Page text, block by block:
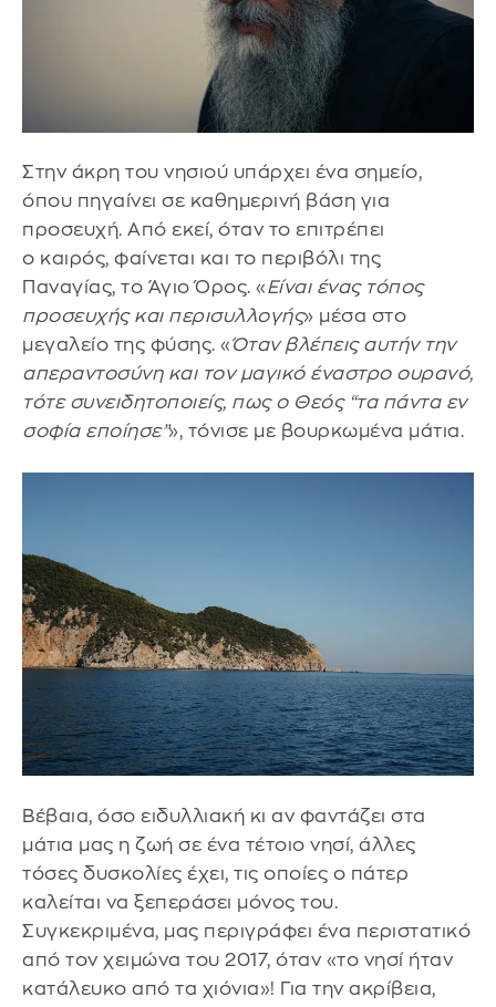
Στην άκρη του νησιού υπάρχει ένα σημείο,
όπου πηγαίνει σε καθημερινή βάση για
προσευχή. Από εκεί, όταν το επιτρέπει
ο καιρός, φαίνεται και το περιβόλι της
Παναγίας, το Άγιο Όρος. «Είναι ένας τόπος
προσευχής και περισυλλογής» μέσα στο
μεγαλείο της φύσης. «Όταν βλέπεις αυτήν την
απεραντοσύνη και τον μαγικό έναστρο ουρανό,
τότε συνειδητοποιείς, πως ο Θεός “τα πάντα εν
σοφία εποίησε”», τόνισε με βουρκωμένα μάτια.
Βέβαια, όσο ειδυλλιακή κι αν φαντάζει στα
μάτια μας η ζωή σε ένα τέτοιο νησί, άλλες
τόσες δυσκολίες έχει, τις οποίες ο πάτερ
καλείται να ξεπεράσει μόνος του.
Συγκεκριμένα, μας περιγράφει ένα περιστατικό
από τον χειμώνα του 2017, όταν «το νησί ήταν
κατάλευκο από τα χιόνια»! Για την ακρίβεια,